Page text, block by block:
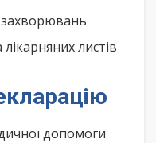
листів
допомоги